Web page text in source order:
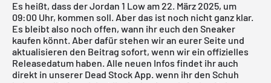
Es heißt, dass der Jordan 1 Low am 22. März 2025, um
09:00 Uhr, kommen soll. Aber das ist noch nicht ganz klar.
Es bleibt also noch offen, wann ihr euch den Sneaker
kaufen könnt. Aber dafür stehen wir an eurer Seite und
aktualisieren den Beitrag sofort, wenn wir ein offizielles
Releasedatum haben. Alle neuen Infos findet ihr auch
direkt in unserer Dead Stock App. wenn ihr den Schuh